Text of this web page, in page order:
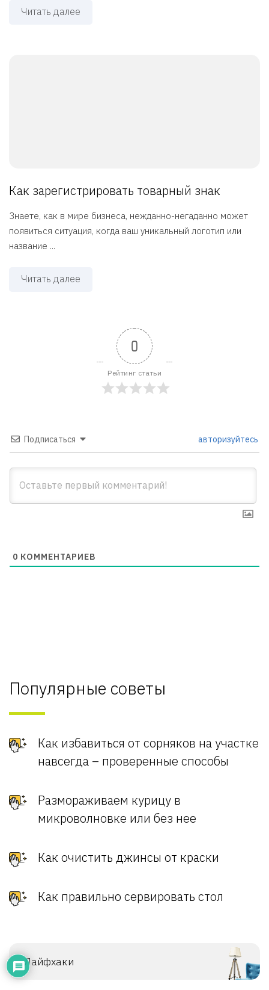
Читать далее
Как зарегистрировать товарный знак
Знаете, как в мире бизнеса, нежданно-негаданно может
появиться ситуация, когда ваш уникальный логотип или
название ...
Читать далее
0
Рейтинг статьи
Подписаться авторизуйтесь
0 КОММЕНТАРИЕВ
Популярные советы
Как избавиться от сорняков на участке
навсегда – проверенные способы
Размораживаем курицу в
микроволновке или без нее
Как очистить джинсы от краски
Как правильно сервировать стол
Лайфхаки